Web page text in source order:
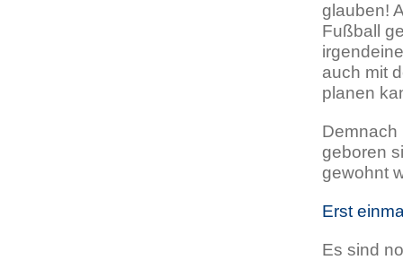
glauben!
Fußball
auch mit
planen
Demnach
geboren
gewohnt
Erst
Es sind